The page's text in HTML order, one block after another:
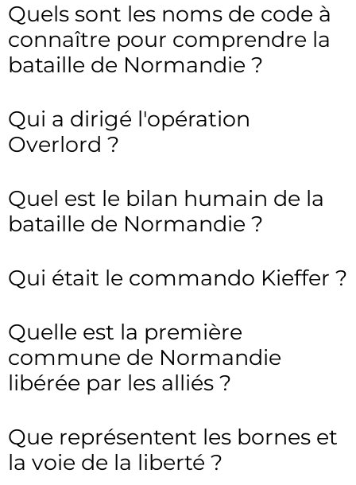
Quels sont les noms de code à
connaître pour comprendre la
bataille de Normandie ?
Qui a dirigé l'opération
Overlord ?
Quel est le bilan humain de la
bataille de Normandie ?
Qui était le commando Kieffer ?
Quelle est la première
commune de Normandie
libérée par les alliés ?
Que représentent les bornes et
la voie de la liberté ?